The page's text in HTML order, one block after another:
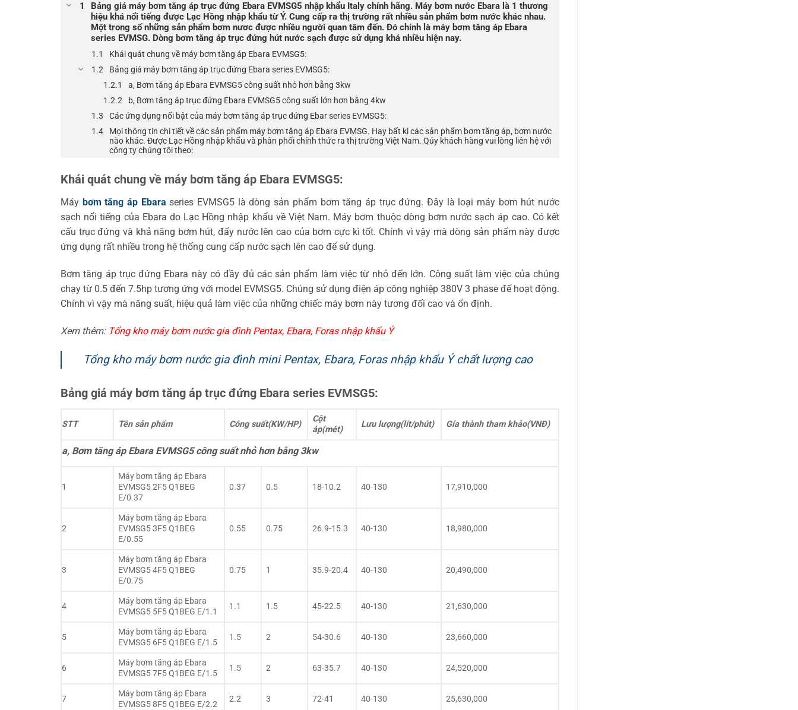
Bảng giá máy bơm tăng áp trục đứng Ebara EVMSG5 nhập khẩu Italy chính hãng. Máy bơm nước Ebara là 1 thương
hiệu khá nổi tiếng được Lạc Hồng nhập khẩu từ Ý. Cung cấp ra thị trường rất nhiều sản phẩm bơm nước khác nhau.
Một trong số những sản phẩm bơm nươc được nhiều người quan tâm đến. Đó chính là máy bơm tăng áp Ebara
series EVMSG. Dòng bơm tăng áp trục đứng hút nước sạch được sử dụng khá nhiều hiện nay.
Khái quát chung về máy bơm tăng áp Ebara EVMSG5:
Bảng giá máy bơm tăng áp trục đứng Ebara series EVMSG5:
a, Bơm tăng áp Ebara EVMSG5 công suất nhỏ hơn bằng 3kw
b, Bơm tăng áp trục đứng Ebara EVMSG5 công suất lớn hơn bằng 4kw
Các ứng dụng nổi bật của máy bơm tăng áp trục đứng Ebar series EVMSG5:
Mọi thông tin chi tiết về các sản phẩm máy bơm tăng áp Ebara EVMSG. Hay bất kì các sản phẩm bơm tăng áp, bơm nước
nào khác. Được Lạc Hồng nhập khẩu và phân phối chính thức ra thị trường Việt Nam. Qúy khách hàng vui lòng liên hệ với
công ty chúng tôi theo:
Khái quát chung về máy bơm tăng áp Ebara EVMSG5:
Máy bơm tăng áp Ebara series EVMSG5 là dòng sản phẩm bơm tăng áp trục đứng. Đây là loại máy bơm hút nước
sạch nổi tiếng của Ebara do Lạc Hồng nhập khẩu về Việt Nam. Máy bơm thuộc dòng bơm nước sạch áp cao. Có kết
cấu trục đứng và khả năng bơm hút, đẩy nước lên cao của bơm cực kì tốt. Chính vì vậy mà dòng sản phẩm này được
ứng dụng rất nhiều trong hệ thống cung cấp nước sạch lên cao để sử dụng.
Bơm tăng áp trục đứng Ebara này có đầy đủ các sản phẩm làm việc từ nhỏ đến lớn. Công suất làm việc của chúng
chạy từ 0.5 đến 7.5hp tương ứng với model EVMSG5. Chúng sử dụng điện áp công nghiệp 380V 3 phase để hoạt động.
Chính vì vậy mà năng suất, hiệu quả làm việc của những chiếc máy bơm này tương đối cao và ổn định.
Xem thêm: Tổng kho máy bơm nước gia đình Pentax, Ebara, Foras nhập khẩu Ý
Tổng kho máy bơm nước gia đình mini Pentax, Ebara, Foras nhập khẩu Ý chất lượng cao
Bảng giá máy bơm tăng áp trục đứng Ebara series EVMSG5:
STT Tên sản phẩm Công suất(KW/HP)
Cột
áp(mét)
Lưu lượng(lít/phút) Gía thành tham khảo(VNĐ)
a, Bơm tăng áp Ebara EVMSG5 công suất nhỏ hơn bằng 3kw
1
Máy bơm tăng áp Ebara
EVMSG5 2F5 Q1BEG
E/0.37
0.37 0.5 18-10.2 40-130 17,910,000
2
Máy bơm tăng áp Ebara
EVMSG5 3F5 Q1BEG
E/0.55
0.55 0.75 26.9-15.3 40-130 18,980,000
3
Máy bơm tăng áp Ebara
EVMSG5 4F5 Q1BEG
E/0.75
0.75 1 35.9-20.4 40-130 20,490,000
4
Máy bơm tăng áp Ebara
EVMSG5 5F5 Q1BEG E/1.1
1.1 1.5 45-22.5 40-130 21,630,000
5
Máy bơm tăng áp Ebara
EVMSG5 6F5 Q1BEG E/1.5
1.5 2 54-30.6 40-130 23,660,000
6
Máy bơm tăng áp Ebara
EVMSG5 7F5 Q1BEG E/1.5
1.5 2 63-35.7 40-130 24,520,000
7
Máy bơm tăng áp Ebara
EVMSG5 8F5 Q1BEG E/2.2
2.2 3 72-41 40-130 25,630,000